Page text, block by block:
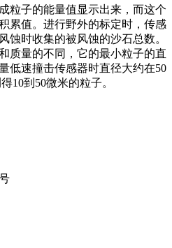
粒子的能量值显示出来，而这个
累值。进行野外的标定时，传感
蚀时收集的被风蚀的沙石总数。
质量的不同，它的最小粒子的直
低速撞击传感器时直径大约在50
10到50微米的粒子。